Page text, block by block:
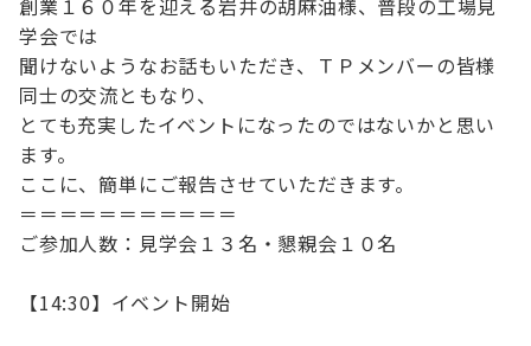
創業１６０年を迎える岩井の胡麻油様、普段の工場見
学会では
聞けないようなお話もいただき、ＴＰメンバーの皆様
同士の交流ともなり、
とても充実したイベントになったのではないかと思い
ます。
ここに、簡単にご報告させていただきます。
＝＝＝＝＝＝＝＝＝＝＝
ご参加人数：見学会１３名・懇親会１０名
【14:30】イベント開始